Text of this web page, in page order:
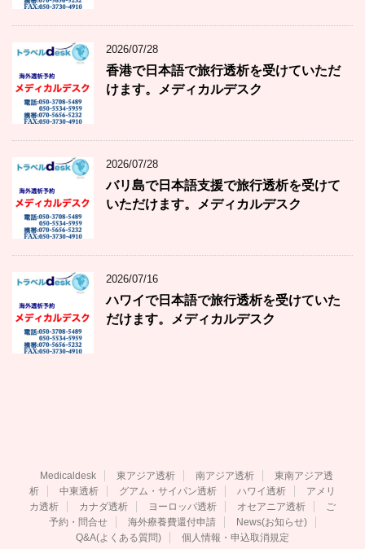
2026/07/28
香港で日本語で旅行透析を受けていただ
けます。メディカルデスク
2026/07/28
バリ島で日本語支援で旅行透析を受けて
いただけます。メディカルデスク
2026/07/16
ハワイで日本語で旅行透析を受けていた
だけます。メディカルデスク
Medicaldesk 東アジア透析 南アジア透析
東南アジア透
析
中東透析 グアム・サイパン透析 ハワイ透析
アメリ
カ透析
カナダ透析 ヨーロッパ透析 オセアニア透析
ご
予約・問合せ
海外療養費還付申請
News(お知らせ)
Q&A(よくある質問)
個人情報・申込取消規定